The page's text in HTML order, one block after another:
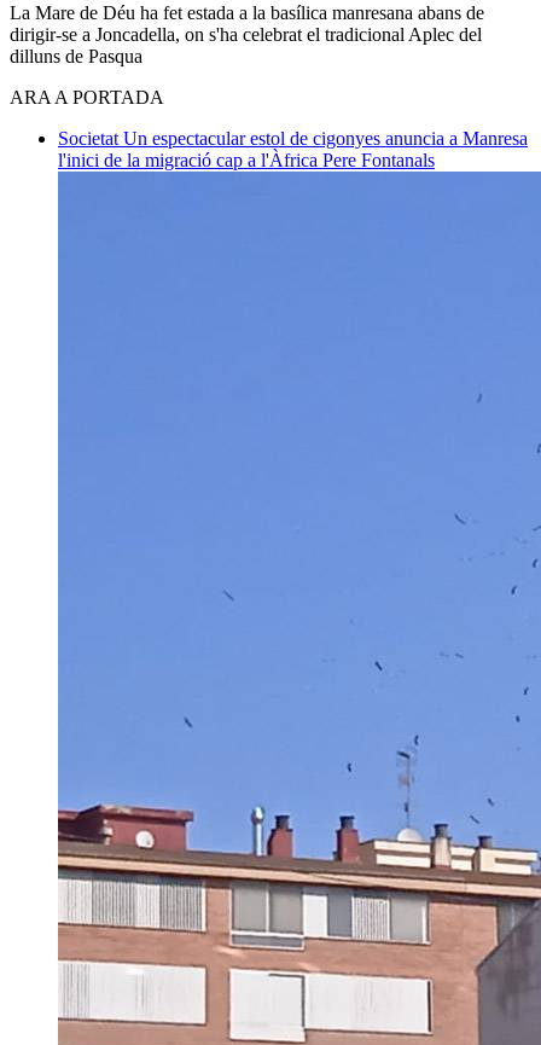
La Mare de Déu ha fet estada a la basílica manresana abans de
dirigir-se a Joncadella, on s'ha celebrat el tradicional Aplec del
dilluns de Pasqua
ARA A PORTADA
Societat Un espectacular estol de cigonyes anuncia a Manresa
l'inici de la migració cap a l'Àfrica Pere Fontanals